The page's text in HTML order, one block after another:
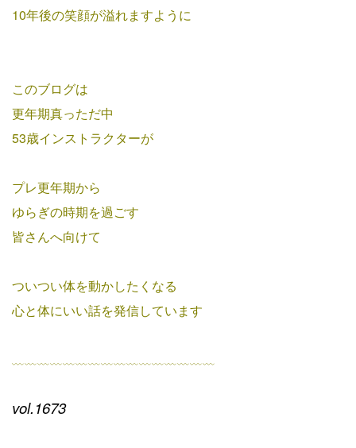
10年後の笑顔が溢れますように
このブログは
更年期真っただ中
53歳インストラクターが
プレ更年期から
ゆらぎの時期を過ごす
皆さんへ向けて
ついつい体を動かしたくなる
心と体にいい話を発信しています
﹏﹏﹏﹏﹏﹏﹏﹏﹏﹏﹏﹏﹏﹏﹏﹏
vol.1673